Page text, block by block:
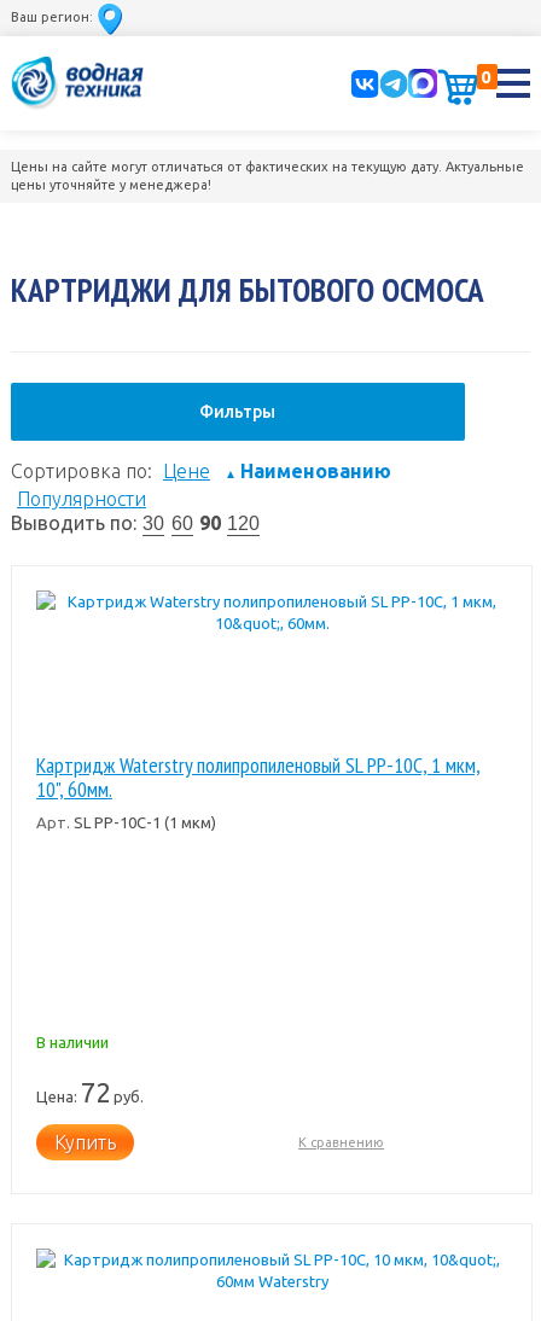
Ваш регион:
0
Цены на сайте могут отличаться от фактических на текущую дату. Актуальные
цены уточняйте у менеджера!
КАРТРИДЖИ ДЛЯ БЫТОВОГО ОСМОСА
Фильтры
Сортировка по: Цене ▲ Наименованию
Популярности
Выводить по: 30 60 90 120
Картридж Waterstry полипропиленовый SL PP-10C, 1 мкм,
10", 60мм.
Арт. SL PP-10C-1 (1 мкм)
В наличии
Цена: 72 руб.
Купить К сравнению